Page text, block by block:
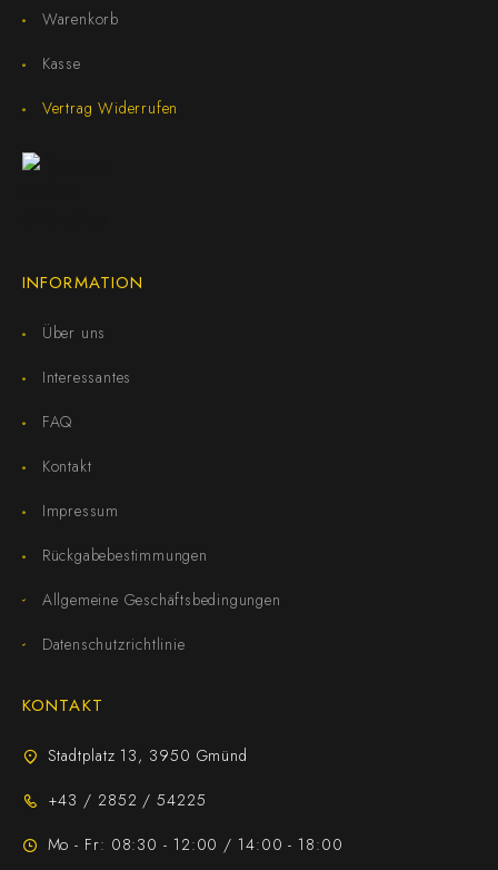
Warenkorb
Kasse
Vertrag Widerrufen
INFORMATION
Über uns
Interessantes
FAQ
Kontakt
Impressum
Rückgabebestimmungen
Allgemeine Geschäftsbedingungen
Datenschutzrichtlinie
KONTAKT
Stadtplatz 13, 3950 Gmünd
+43 / 2852 / 54225
Mo - Fr: 08:30 - 12:00 / 14:00 - 18:00